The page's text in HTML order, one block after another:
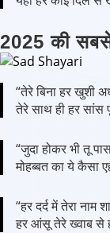
2025 की सबसे
“तेरे बिना हर खुशी
तेरे साथ ही हर सांस
“जुदा होकर भी तू
मोहब्बत का ये कैसा
“हर दर्द में तेरा नाम
हर आंसू तेरे ख्वाब से